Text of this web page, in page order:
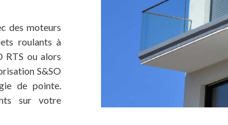
des moteurs
roulants à
RTS ou alors
S&SO
de pointe.
sur votre